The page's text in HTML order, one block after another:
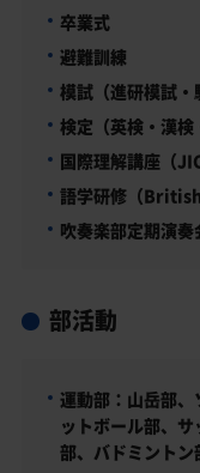
卒業式
避難訓練
模試（進研模試・
検定（英検・漢検
国際理解講座（
語学研修（
吹奏楽部定期演奏
部活動
運動部：山岳部
ットボール部、
部、バドミント